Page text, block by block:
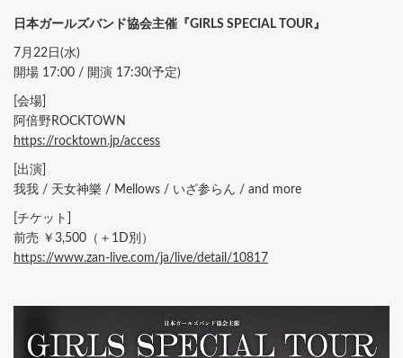
日本ガールズバンド協会主催『GIRLS SPECIAL TOUR』
7月22日(水)
開場 17:00 / 開演 17:30(予定)
[会場]
阿倍野ROCKTOWN
https://rocktown.jp/access
[出演]
我我 / 天女神樂 / Mellows / いざ参らん / and more
[チケット]
前売 ￥3,500（＋1D別）
https://www.zan-live.com/ja/live/detail/10817